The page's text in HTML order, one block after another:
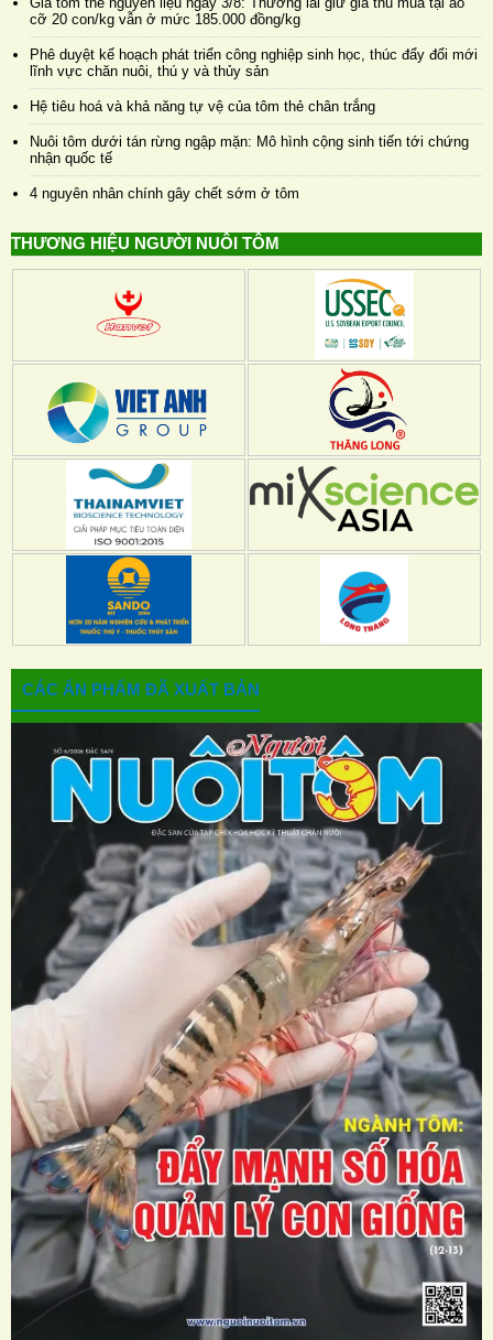
cỡ 20 con/kg vẫn ở mức 185.000 đồng/kg
Phê duyệt kế hoạch phát triển công nghiệp sinh học, thúc đẩy đổi mới
lĩnh vực chăn nuôi, thú y và thủy sản
Hệ tiêu hoá và khả năng tự vệ của tôm thẻ chân trắng
Nuôi tôm dưới tán rừng ngập mặn: Mô hình cộng sinh tiến tới chứng
nhận quốc tế
4 nguyên nhân chính gây chết sớm ở tôm
THƯƠNG HIỆU NGƯỜI NUÔI TÔM
CÁC ẤN PHẨM ĐÃ XUẤT BẢN